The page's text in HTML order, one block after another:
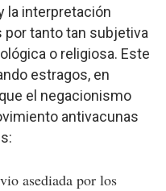
la interpretación
por tanto tan subjetiva
o religiosa. Este
estragos, en
el negacionismo
antivacunas
asediada por los